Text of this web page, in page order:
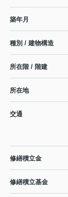
築年月
種別 / 建物構造
所在階 / 階建
所在地
交通
修繕積立金
修繕積立基金